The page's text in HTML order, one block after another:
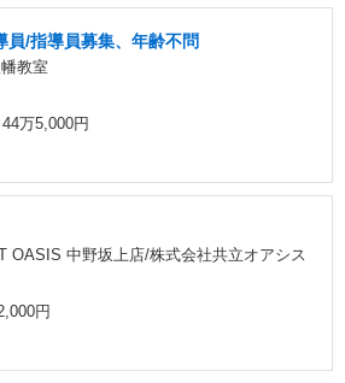
員/指導員募集、年齢不問
教室
万5,000円
OASIS 中野坂上店/株式会社共立オアシス
円